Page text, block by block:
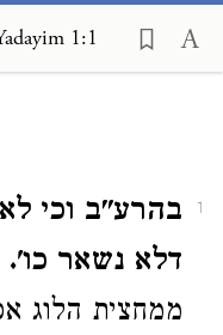
1:1
Yadayim
1
בהרע"ב וכי
דלא נשאר כו'.
ממחצית הלוג